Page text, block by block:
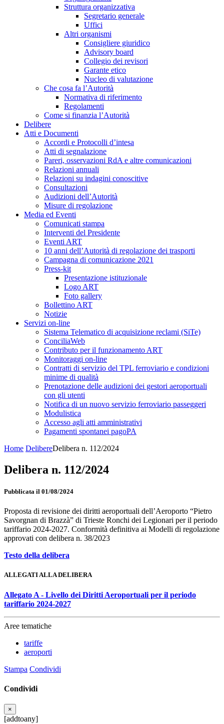
Struttura organizzativa
Segretario generale
Uffici
Altri organismi
Consigliere giuridico
Advisory board
Collegio dei revisori
Garante etico
Nucleo di valutazione
Che cosa fa l’Autorità
Normativa di riferimento
Regolamenti
Come si finanzia l’Autorità
Delibere
Atti e Documenti
Accordi e Protocolli d’intesa
Atti di segnalazione
Pareri, osservazioni RdA e altre comunicazioni
Relazioni annuali
Relazioni su indagini conoscitive
Consultazioni
Audizioni dell’Autorità
Misure di regolazione
Media ed Eventi
Comunicati stampa
Interventi del Presidente
Eventi ART
10 anni dell’Autorità di regolazione dei trasporti
Campagna di comunicazione 2021
Press-kit
Presentazione istituzionale
Logo ART
Foto gallery
Bollettino ART
Notizie
Servizi on-line
Sistema Telematico di acquisizione reclami (SiTe)
ConciliaWeb
Contributo per il funzionamento ART
Monitoraggi on-line
Contratti di servizio del TPL ferroviario e condizioni
minime di qualità
Prenotazione delle audizioni dei gestori aeroportuali
con gli utenti
Notifica di un nuovo servizio ferroviario passeggeri
Modulistica
Accesso agli atti amministrativi
Pagamenti spontanei pagoPA
Home DelibereDelibera n. 112/2024
Delibera n. 112/2024
Pubblicata il 01/08/2024
Proposta di revisione dei diritti aeroportuali dell’Aeroporto “Pietro
Savorgnan di Brazzà” di Trieste Ronchi dei Legionari per il periodo
tariffario 2024-2027. Conformità definitiva ai Modelli di regolazione
approvati con delibera n. 38/2023
Testo della delibera
ALLEGATI ALLA DELIBERA
Allegato A - Livello dei Diritti Aeroportuali per il periodo
tariffario 2024-2027
Aree tematiche
tariffe
aeroporti
Stampa Condividi
Condividi
×
[addtoany]